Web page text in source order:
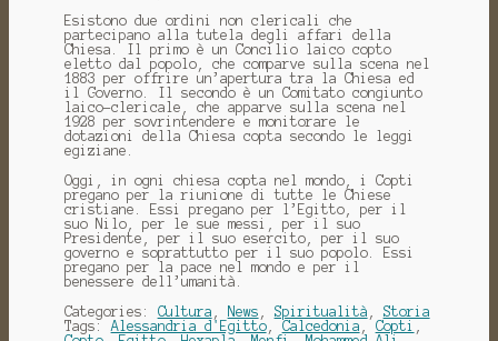
Esistono due ordini non clericali che
partecipano alla tutela degli affari della
Chiesa. Il primo è un Concilio laico copto
eletto dal popolo, che comparve sulla scena nel
1883 per offrire un’apertura tra la Chiesa ed
il Governo. Il secondo è un Comitato congiunto
laico-clericale, che apparve sulla scena nel
1928 per sovrintendere e monitorare le
dotazioni della Chiesa copta secondo le leggi
egiziane.
Oggi, in ogni chiesa copta nel mondo, i Copti
pregano per la riunione di tutte le Chiese
cristiane. Essi pregano per l’Egitto, per il
suo Nilo, per le sue messi, per il suo
Presidente, per il suo esercito, per il suo
governo e soprattutto per il suo popolo. Essi
pregano per la pace nel mondo e per il
benessere dell’umanità.
Categories: Cultura News Spiritualità
Storia
Tags: Alessandria d'Egitto, Calcedonia Copti